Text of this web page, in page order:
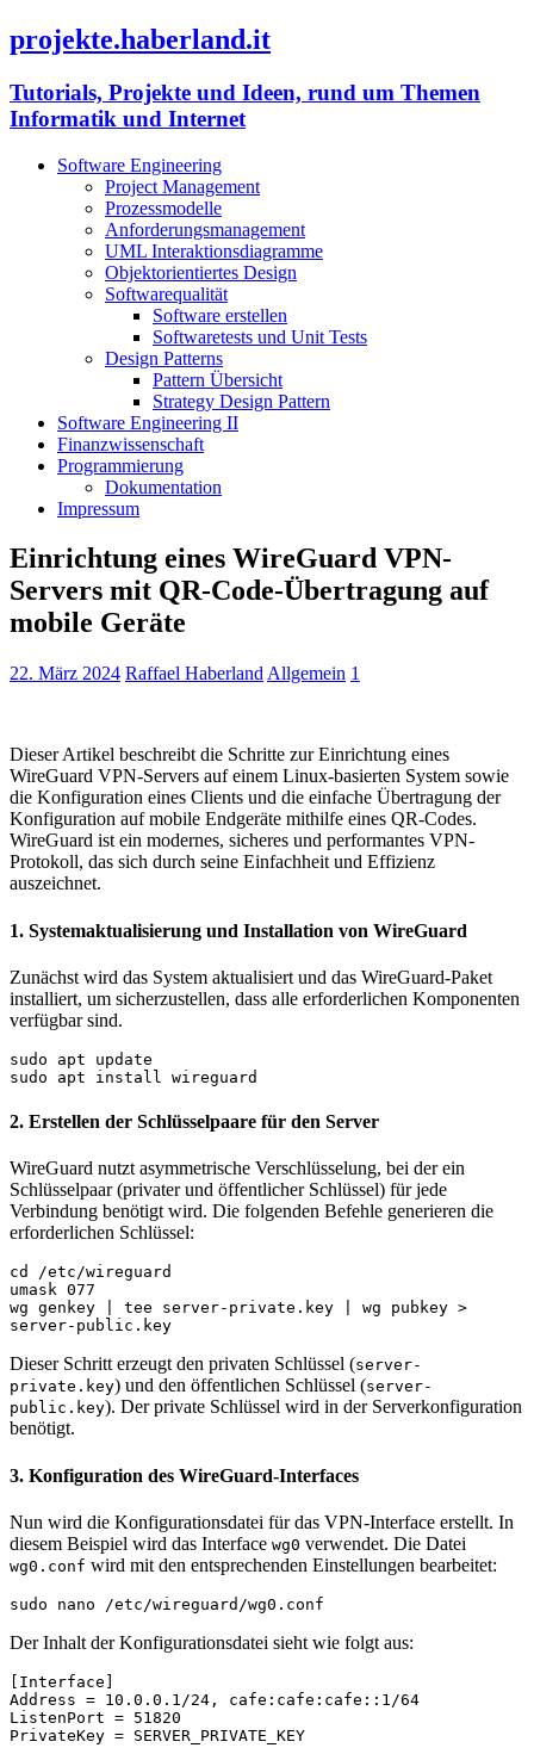
projekte.haberland.it
Tutorials, Projekte und Ideen, rund um Themen
Informatik und Internet
Software Engineering
Project Management
Prozessmodelle
Anforderungsmanagement
UML Interaktionsdiagramme
Objektorientiertes Design
Softwarequalität
Software erstellen
Softwaretests und Unit Tests
Design Patterns
Pattern Übersicht
Strategy Design Pattern
Software Engineering II
Finanzwissenschaft
Programmierung
Dokumentation
Impressum
Einrichtung eines WireGuard VPN-
Servers mit QR-Code-Übertragung auf
mobile Geräte
22. März 2024 Raffael Haberland Allgemein 1
Dieser Artikel beschreibt die Schritte zur Einrichtung eines
WireGuard VPN-Servers auf einem Linux-basierten System sowie
die Konfiguration eines Clients und die einfache Übertragung der
Konfiguration auf mobile Endgeräte mithilfe eines QR-Codes.
WireGuard ist ein modernes, sicheres und performantes VPN-
Protokoll, das sich durch seine Einfachheit und Effizienz
auszeichnet.
1. Systemaktualisierung und Installation von WireGuard
Zunächst wird das System aktualisiert und das WireGuard-Paket
installiert, um sicherzustellen, dass alle erforderlichen Komponenten
verfügbar sind.
sudo apt update
sudo apt install wireguard
2. Erstellen der Schlüsselpaare für den Server
WireGuard nutzt asymmetrische Verschlüsselung, bei der ein
Schlüsselpaar (privater und öffentlicher Schlüssel) für jede
Verbindung benötigt wird. Die folgenden Befehle generieren die
erforderlichen Schlüssel:
cd /etc/wireguard
umask 077
wg genkey | tee server-private.key | wg pubkey >
server-public.key
Dieser Schritt erzeugt den privaten Schlüssel (server-
private.key) und den öffentlichen Schlüssel (server-
public.key). Der private Schlüssel wird in der Serverkonfiguration
benötigt.
3. Konfiguration des WireGuard-Interfaces
Nun wird die Konfigurationsdatei für das VPN-Interface erstellt. In
diesem Beispiel wird das Interface wg0 verwendet. Die Datei
wg0.conf wird mit den entsprechenden Einstellungen bearbeitet:
sudo nano /etc/wireguard/wg0.conf
Der Inhalt der Konfigurationsdatei sieht wie folgt aus:
[Interface]
Address = 10.0.0.1/24, cafe:cafe:cafe::1/64
ListenPort = 51820
PrivateKey = SERVER_PRIVATE_KEY